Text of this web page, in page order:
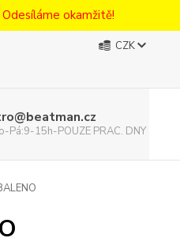
okamžitě!
CZK
Pá:9-15h-POUZE PRAC. DNY